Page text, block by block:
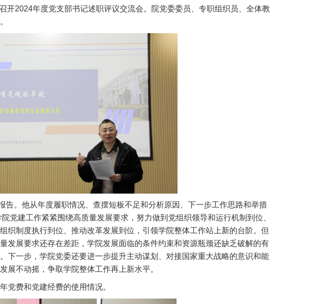
2024年度党支部书记述职评议交流会。院党委委员、专职组织员、全体教
。他从年度履职情况、查摆短板不足和分析原因、下一步工作思路和举措
党建工作紧紧围绕高质量发展要求，努力做到党组织领导和运行机制到位、
织制度执行到位、推动改革发展到位，引领学院整体工作站上新的台阶。但
发展要求还存在差距，学院发展面临的条件约束和资源瓶颈还缺乏破解的有
下一步，学院党委还要进一步提升主动谋划、对接国家重大战略的意识和能
展不动摇，争取学院整体工作再上新水平。
费和党建经费的使用情况。